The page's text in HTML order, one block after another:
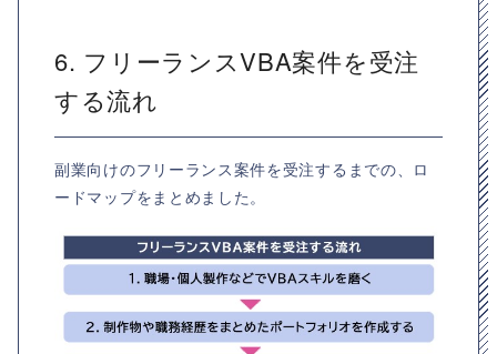
6. フリーランスVBA案件を受注
する流れ
副業向けのフリーランス案件を受注するまでの、ロ
ードマップをまとめました。